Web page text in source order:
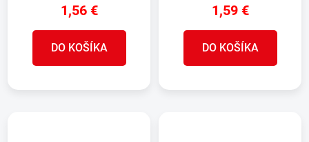
1,56 €
DO KOŠÍKA
1,59 €
DO KOŠÍKA